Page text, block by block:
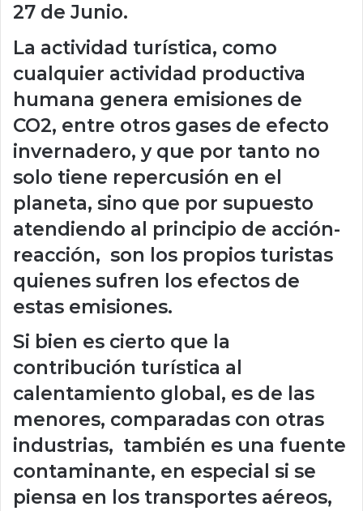
27 de Junio.
La actividad turística, como
cualquier actividad productiva
humana genera emisiones de
CO2, entre otros gases de efecto
invernadero, y que por tanto no
solo tiene repercusión en el
planeta, sino que por supuesto
atendiendo al principio de acción-
reacción, son los propios turistas
quienes sufren los efectos de
estas emisiones.
Si bien es cierto que la
contribución turística al
calentamiento global, es de las
menores, comparadas con otras
industrias, también es una fuente
contaminante, en especial si se
piensa en los transportes aéreos,